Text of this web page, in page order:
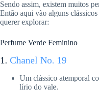
Sendo assim, existem muitos
Então aqui vão alguns
querer explorar:
Perfume Verde Feminino
1. Chanel No. 19
Um clássico atemporal
lírio do vale.